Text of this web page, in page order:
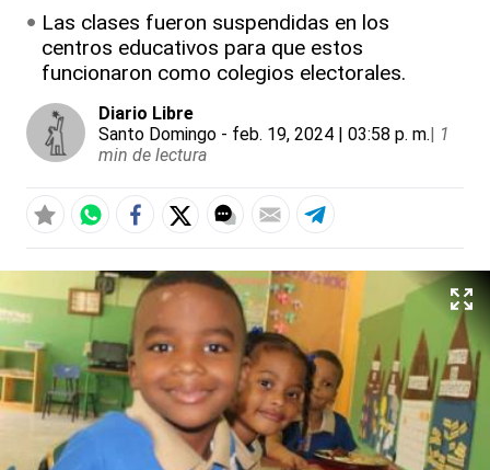
Las clases fueron suspendidas en los
centros educativos para que estos
funcionaron como colegios electorales.
Diario Libre
Santo Domingo - feb. 19, 2024 | 03:58 p. m.| 1
min de lectura